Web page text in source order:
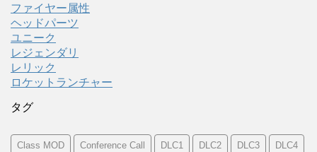
ファイヤー属性
ヘッドパーツ
ユニーク
レジェンダリ
レリック
ロケットランチャー
タグ
Class MOD Conference Call DLC1 DLC2 DLC3 DLC4